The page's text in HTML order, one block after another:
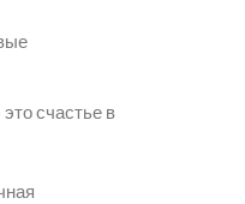
счастье в